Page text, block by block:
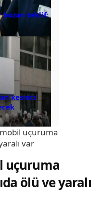
bozan teklif:
kesinti
uçuruma
var
uçuruma
ölü ve yaralı